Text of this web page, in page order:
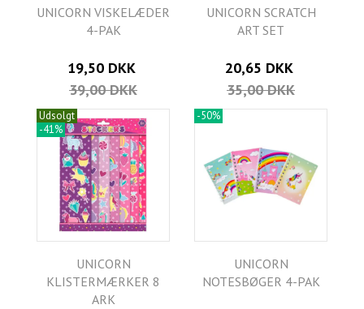
UNICORN VISKELÆDER
4-PAK
19,50 DKK
39,00 DKK
UNICORN SCRATCH
ART SET
20,65 DKK
35,00 DKK
Udsolgt
-41%
UNICORN
KLISTERMÆRKER 8
ARK
-50%
UNICORN
NOTESBØGER 4-PAK